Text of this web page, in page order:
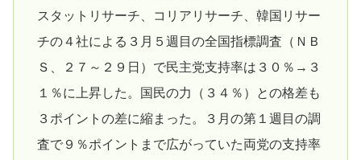
スタットリサーチ、コリアリサーチ、韓国リサー
チの４社による３月５週目の全国指標調査（ＮＢ
Ｓ、２７～２９日）で民主党支持率は３０％→３
１％に上昇した。国民の力（３４％）との格差も
３ポイントの差に縮まった。３月の第１週目の調
査で９％ポイントまで広がっていた両党の支持率